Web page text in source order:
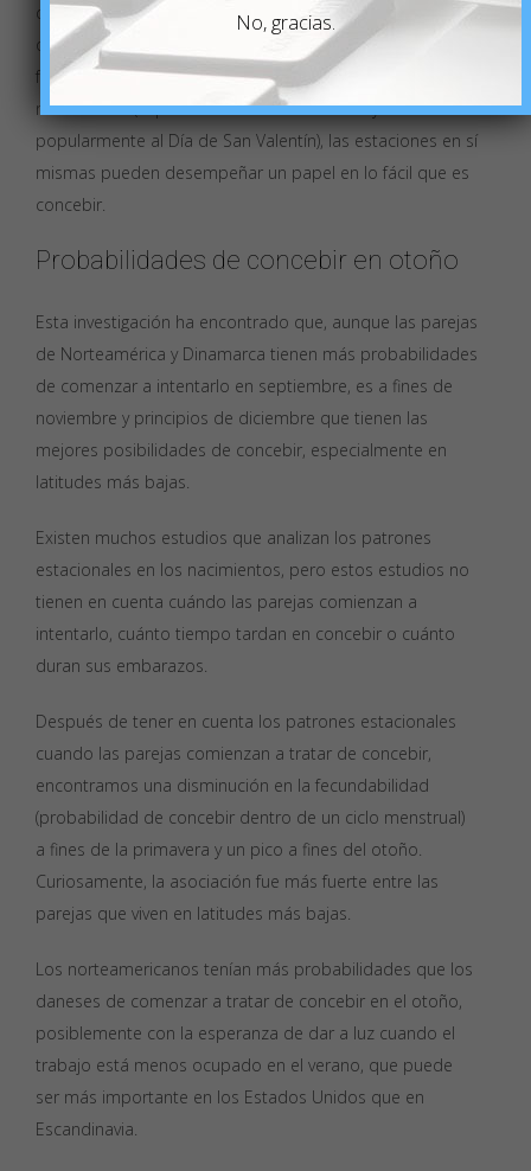
del norte y en Escandinavia el pico llega antes, en verano
o incluso en primavera. Aunque es probable que muchos
factores influyan en la popularidad de los meses de
nacimientos (el pico de noviembre se atribuye
popularmente al Día de San Valentín), las estaciones en sí
mismas pueden desempeñar un papel en lo fácil que es
concebir.
Probabilidades de concebir en otoño
Esta investigación ha encontrado que, aunque las parejas
de Norteamérica y Dinamarca tienen más probabilidades
de comenzar a intentarlo en septiembre, es a fines de
noviembre y principios de diciembre que tienen las
mejores posibilidades de concebir, especialmente en
latitudes más bajas.
Existen muchos estudios que analizan los patrones
estacionales en los nacimientos, pero estos estudios no
tienen en cuenta cuándo las parejas comienzan a
intentarlo, cuánto tiempo tardan en concebir o cuánto
duran sus embarazos.
Después de tener en cuenta los patrones estacionales
cuando las parejas comienzan a tratar de concebir,
encontramos una disminución en la fecundabilidad
(probabilidad de concebir dentro de un ciclo menstrual)
a fines de la primavera y un pico a fines del otoño.
Curiosamente, la asociación fue más fuerte entre las
parejas que viven en latitudes más bajas.
Los norteamericanos tenían más probabilidades que los
daneses de comenzar a tratar de concebir en el otoño,
posiblemente con la esperanza de dar a luz cuando el
trabajo está menos ocupado en el verano, que puede
ser más importante en los Estados Unidos que en
Escandinavia.
No, gracias.